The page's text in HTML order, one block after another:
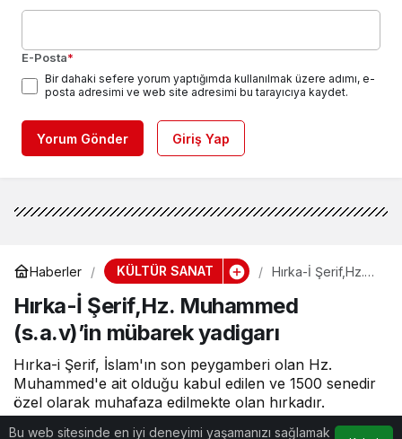
E-Posta*
Bir dahaki sefere yorum yaptığımda kullanılmak üzere adımı, e-
posta adresimi ve web site adresimi bu tarayıcıya kaydet.
Yorum Gönder Giriş Yap
Haberler KÜLTÜR SANAT
Hırka-İ Şerif,Hz.
(s.a.v)’in mübarek
yadigarı
Hırka-İ Şerif,Hz. Muhammed
(s.a.v)’in mübarek yadigarı
Hırka-i Şerif, İslam'ın son peygamberi olan Hz.
Muhammed'e ait olduğu kabul edilen ve 1500 senedir
özel olarak muhafaza edilmekte olan hırkadır.
Uzmanlar tarafından büyük bir itina ile onarılan ve
Bu web sitesinde en iyi deneyimi yaşamanızı sağlamak